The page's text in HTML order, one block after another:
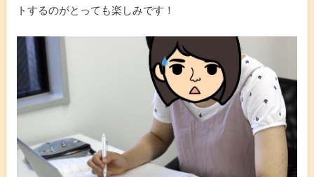
トするのがとっても楽しみです！